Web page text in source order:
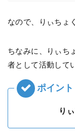
なので、りぃちょ
ちなみに、りぃち
者として活動して
り